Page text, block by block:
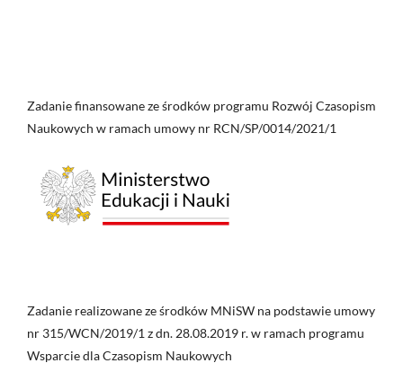
Zadanie finansowane ze środków programu Rozwój Czasopism
Naukowych w ramach umowy nr RCN/SP/0014/2021/1
Zadanie realizowane ze środków MNiSW na podstawie umowy
nr 315/WCN/2019/1 z dn. 28.08.2019 r. w ramach programu
Wsparcie dla Czasopism Naukowych